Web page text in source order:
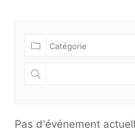
Pas d'événement